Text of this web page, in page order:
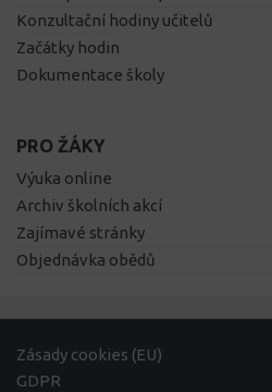
Konzultační hodiny učitelů
Začátky hodin
Dokumentace školy
PRO ŽÁKY
Výuka online
Archiv školních akcí
Zajímavé stránky
Objednávka obědů
Zásady cookies (EU)
GDPR